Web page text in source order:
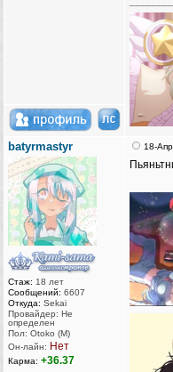
batyrmastyr
Стаж: 18 лет
Сообщений: 6607
Откуда: Sekai
Провайдер: Не
определен
Пол: Otoko (M)
Он-лайн: Нет
Карма: +36.37
18-